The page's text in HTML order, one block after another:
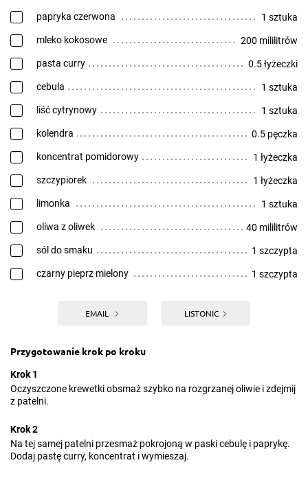
papryka czerwona 1 sztuka
mleko kokosowe 200 mililitrów
pasta curry 0.5 łyżeczki
cebula 1 sztuka
liść cytrynowy 1 sztuka
kolendra 0.5 pęczka
koncentrat pomidorowy 1 łyżeczka
szczypiorek 1 łyżeczka
limonka 1 sztuka
oliwa z oliwek 40 mililitrów
sól do smaku 1 szczypta
czarny pieprz mielony 1 szczypta
EMAIL LISTONIC
Przygotowanie krok po kroku
Krok 1
Oczyszczone krewetki obsmaż szybko na rozgrzanej oliwie i zdejmij
z patelni.
Krok 2
Na tej samej patelni przesmaż pokrojoną w paski cebulę i paprykę.
Dodaj pastę curry, koncentrat i wymieszaj.